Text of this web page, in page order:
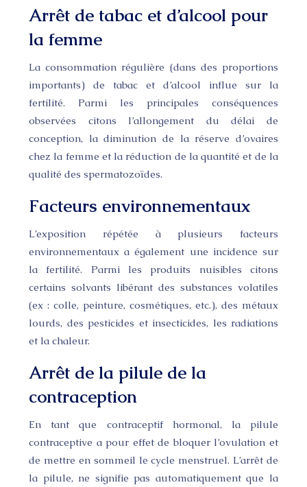
Arrêt de tabac et d’alcool pour
la femme
La consommation régulière (dans des proportions
importants) de tabac et d’alcool influe sur la
fertilité. Parmi les principales conséquences
observées citons l’allongement du délai de
conception, la diminution de la réserve d’ovaires
chez la femme et la réduction de la quantité et de la
qualité des spermatozoïdes.
Facteurs environnementaux
L’exposition répétée à plusieurs facteurs
environnementaux a également une incidence sur
la fertilité. Parmi les produits nuisibles citons
certains solvants libérant des substances volatiles
(ex : colle, peinture, cosmétiques, etc.), des métaux
lourds, des pesticides et insecticides, les radiations
et la chaleur.
Arrêt de la pilule de la
contraception
En tant que contraceptif hormonal, la pilule
contraceptive a pour effet de bloquer l’ovulation et
de mettre en sommeil le cycle menstruel. L’arrêt de
la pilule, ne signifie pas automatiquement que la